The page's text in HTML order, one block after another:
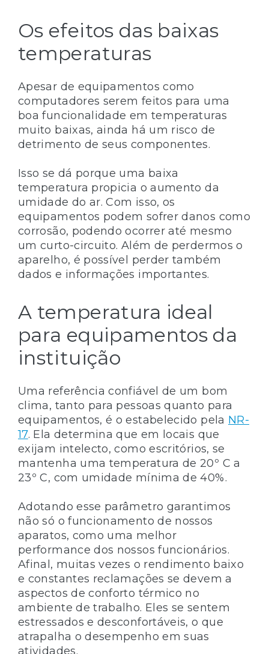
Os efeitos das baixas
temperaturas
Apesar de equipamentos como
computadores serem feitos para uma
boa funcionalidade em temperaturas
muito baixas, ainda há um risco de
detrimento de seus componentes.
Isso se dá porque uma baixa
temperatura propicia o aumento da
umidade do ar. Com isso, os
equipamentos podem sofrer danos como
corrosão, podendo ocorrer até mesmo
um curto-circuito. Além de perdermos o
aparelho, é possível perder também
dados e informações importantes.
A temperatura ideal
para equipamentos da
instituição
Uma referência confiável de um bom
clima, tanto para pessoas quanto para
equipamentos, é o estabelecido pela NR-
17. Ela determina que em locais que
exijam intelecto, como escritórios, se
mantenha uma temperatura de 20º C a
23º C, com umidade mínima de 40%.
Adotando esse parâmetro garantimos
não só o funcionamento de nossos
aparatos, como uma melhor
performance dos nossos funcionários.
Afinal, muitas vezes o rendimento baixo
e constantes reclamações se devem a
aspectos de conforto térmico no
ambiente de trabalho. Eles se sentem
estressados e desconfortáveis, o que
atrapalha o desempenho em suas
atividades.